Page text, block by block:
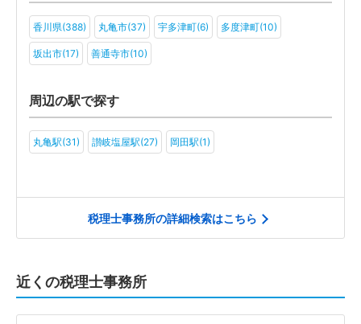
香川県(388) 丸亀市(37) 宇多津町(6) 多度津町(10)
坂出市(17) 善通寺市(10)
周辺の駅で探す
丸亀駅(31) 讃岐塩屋駅(27) 岡田駅(1)
税理士事務所の詳細検索はこちら
近くの税理士事務所